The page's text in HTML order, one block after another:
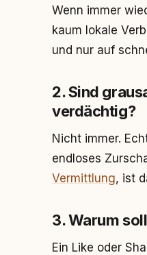
Wenn immer
kaum lokale
und nur auf
2. Sind
verdächtig?
Nicht immer.
endloses
Vermittlung, ist
3. Warum
Ein Like oder